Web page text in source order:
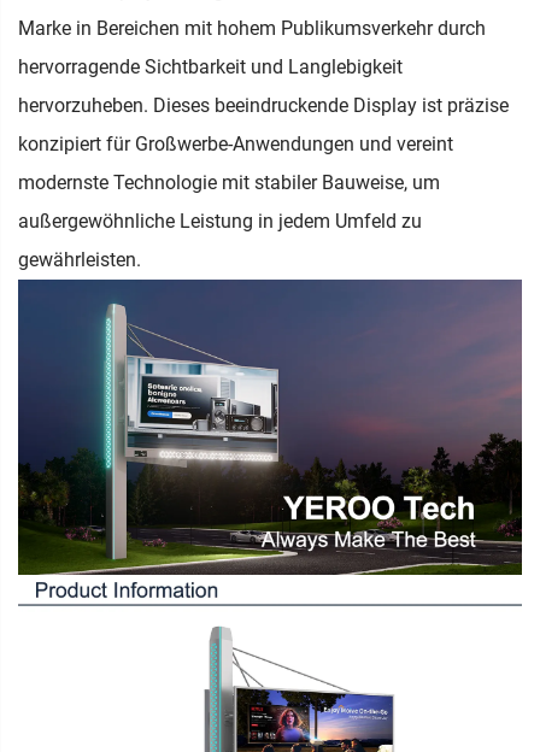
Marke in Bereichen mit hohem Publikumsverkehr durch
hervorragende Sichtbarkeit und Langlebigkeit
hervorzuheben. Dieses beeindruckende Display ist präzise
konzipiert für Großwerbe-Anwendungen und vereint
modernste Technologie mit stabiler Bauweise, um
außergewöhnliche Leistung in jedem Umfeld zu
gewährleisten.